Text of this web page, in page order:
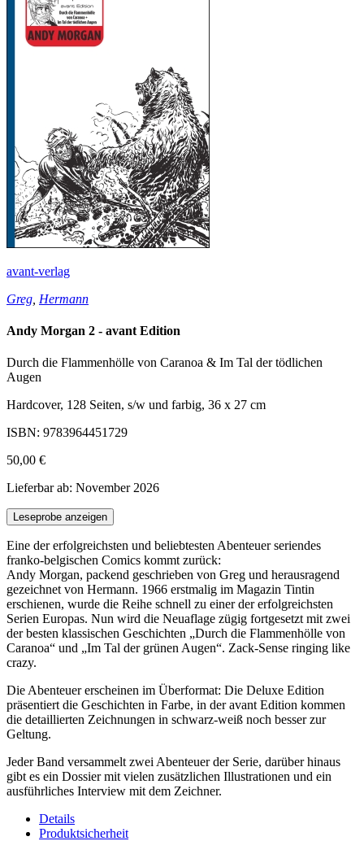
avant-verlag
Greg Hermann
Andy Morgan 2 - avant Edition
Durch die Flammenhölle von Caranoa & Im Tal der tödlichen
Augen
Hardcover, 128 Seiten, s/w und farbig, 36 x 27 cm
ISBN: 9783964451729
50,00 €
Lieferbar ab: November 2026
Leseprobe anzeigen
Eine der erfolgreichsten und beliebtesten Abenteuer seriendes
franko-belgischen Comics kommt zurück:
Andy Morgan, packend geschrieben von Greg und herausragend
gezeichnet von Hermann. 1966 erstmalig im Magazin Tintin
erschienen, wurde die Reihe schnell zu einer der erfolgreichsten
Serien Europas. Nun wird die Neuaflage zügig fortgesetzt mit zwei
der besten klassischen Geschichten „Durch die Flammenhölle von
Caranoa“ und „Im Tal der grünen Augen“. Zack-Sense ringing like
crazy.
Die Abenteuer erscheinen im Überformat: Die Deluxe Edition
präsentiert die Geschichten in Farbe, in der avant Edition kommen
die detaillierten Zeichnungen in schwarz-weiß noch besser zur
Geltung.
Jeder Band versammelt zwei Abenteuer der Serie, darüber hinaus
gibt es ein Dossier mit vielen zusätzlichen Illustrationen und ein
ausführliches Interview mit dem Zeichner.
Details
Produktsicherheit